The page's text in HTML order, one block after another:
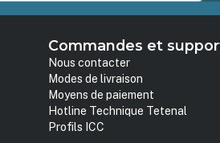
Commandes et
Nous contacter
Modes de livraison
Moyens de paiement
Hotline Technique Tetenal
Profils ICC